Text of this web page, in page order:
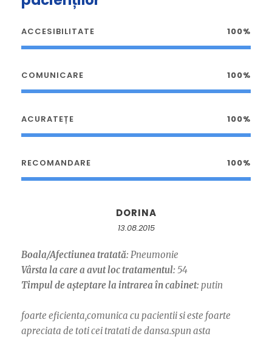
ACCESIBILITATE 100%
COMUNICARE 100%
ACURATEȚE 100%
RECOMANDARE 100%
DORINA
13.08.2015
Boala/Afectiunea tratată: Pneumonie
Vârsta la care a avut loc tratamentul: 54
Timpul de așteptare la intrarea în cabinet: putin
foarte eficienta,comunica cu pacientii si este foarte
apreciata de toti cei tratati de dansa.spun asta